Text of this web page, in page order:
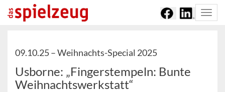
09.10.25 –Weihnachts-Special 2025
Usborne: „Fingerstempeln: Bunte
Weihnachtswerkstatt“